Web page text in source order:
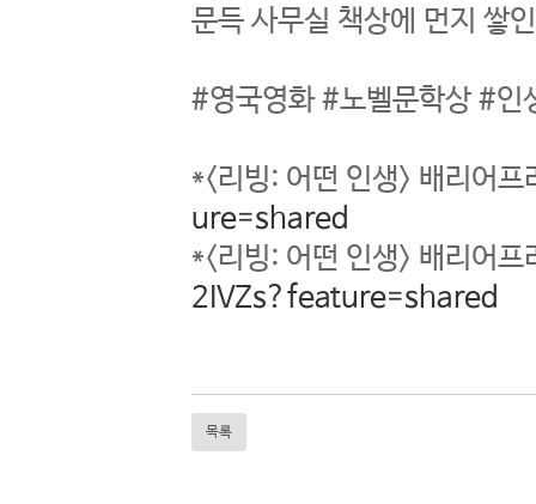
문득 사무실 책상에 먼지 쌓
#영국영화 #노벨문학상 #인
*<리빙: 어떤 인생> 배리어
ure=shared
*<리빙: 어떤 인생> 배리어
2IVZs?feature=shared
목록